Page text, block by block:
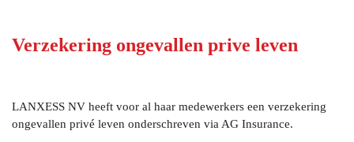
Verzekering ongevallen prive leven
LANXESS NV heeft voor al haar medewerkers een verzekering
ongevallen privé leven onderschreven via AG Insurance.